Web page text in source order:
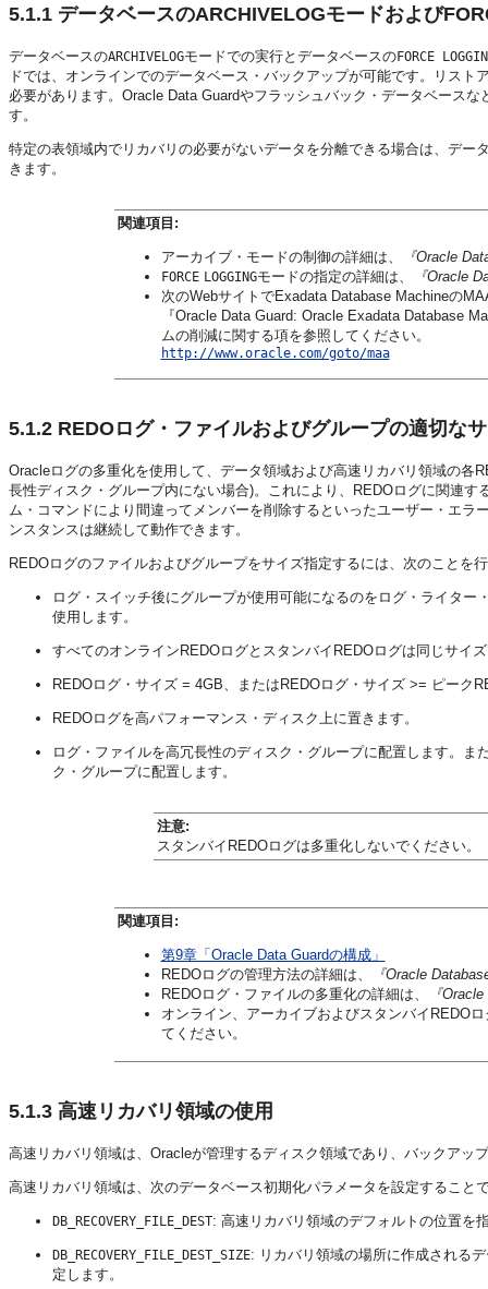
5.1.1 データベースのARCHIVELOGモードおよび
データベースのARCHIVELOGモードでの実行とデータベースのFORCE
ドでは、オンラインでのデータベース・バックアップが可能です。リス
必要があります。Oracle Data Guardやフラッシュバック・データベース
す。
特定の表領域内でリカバリの必要がないデータを分離できる場合は、デー
きます。
関連項目:
アーカイブ・モードの制御の詳細は、 『Oracle
FORCE LOGGINGモードの指定の詳細は、
『Oracle
次のWebサイトでExadata Database Machineの
『Oracle Data Guard: Oracle Exadata Database
ムの削減に関する項を参照してください。
http://www.oracle.com/goto/maa
5.1.2 REDOログ・ファイルおよびグループの適切な
Oracleログの多重化を使用して、データ領域および高速リカバリ領域の各
長性ディスク・グループ内にない場合)。これにより、REDOログに関連
ム・コマンドにより間違ってメンバーを削除するといったユーザー・エ
ンスタンスは継続して動作できます。
REDOログのファイルおよびグループをサイズ指定するには、次のことを
ログ・スイッチ後にグループが使用可能になるのをログ・ライタ
使用します。
すべてのオンラインREDOログとスタンバイREDOログは同じサイ
REDOログ・サイズ = 4GB、またはREDOログ・サイズ >= ピーク
REDOログを高パフォーマンス・ディスク上に置きます。
ログ・ファイルを高冗長性のディスク・グループに配置します。
ク・グループに配置します。
注意:
スタンバイREDOログは多重化しないでください。
関連項目:
第9章「Oracle Data Guardの構成」
REDOログの管理方法の詳細は、
『Oracle
REDOログ・ファイルの多重化の詳細は、
『
オンライン、アーカイブおよびスタンバイREDO
てください。
5.1.3 高速リカバリ領域の使用
高速リカバリ領域は、Oracleが管理するディスク領域であり、バックア
高速リカバリ領域は、次のデータベース初期化パラメータを設定すること
DB_RECOVERY_FILE_DEST: 高速リカバリ領域のデフォルトの位置を
DB_RECOVERY_FILE_DEST_SIZE: リカバリ領域の場所に作成される
定します。